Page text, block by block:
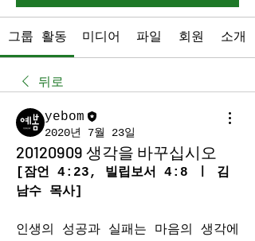
그룹 활동 미디어 파일 회원 소개
뒤로
yebom
2020년 7월 23일
20120909 생각을 바꾸십시오
[잠언 4:23, 빌립보서 4:8 ㅣ 김
남수 목사]
인생의 성공과 실패는 마음의 생각에